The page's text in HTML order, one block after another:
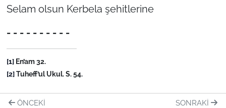
Selam olsun Kerbela şehitlerine
- - - - - - - - - -
[1]En’am 32.
[2]Tuheff’ul Ukul. S. 54.
ÖNCEKI SONRAKI